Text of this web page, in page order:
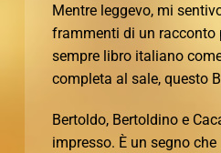
Mentre leggevo, mi
frammenti di un racconto
sempre libro italiano
completa al sale, questo
Bertoldo, Bertoldino e
impresso. È un segno